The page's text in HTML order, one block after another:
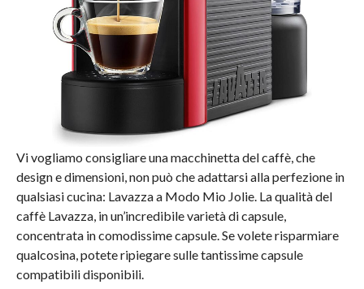
Vi vogliamo consigliare una macchinetta del caffè, che
design e dimensioni, non può che adattarsi alla perfezione in
qualsiasi cucina: Lavazza a Modo Mio Jolie. La qualità del
caffè Lavazza, in un’incredibile varietà di capsule,
concentrata in comodissime capsule. Se volete risparmiare
qualcosina, potete ripiegare sulle tantissime capsule
compatibili disponibili.